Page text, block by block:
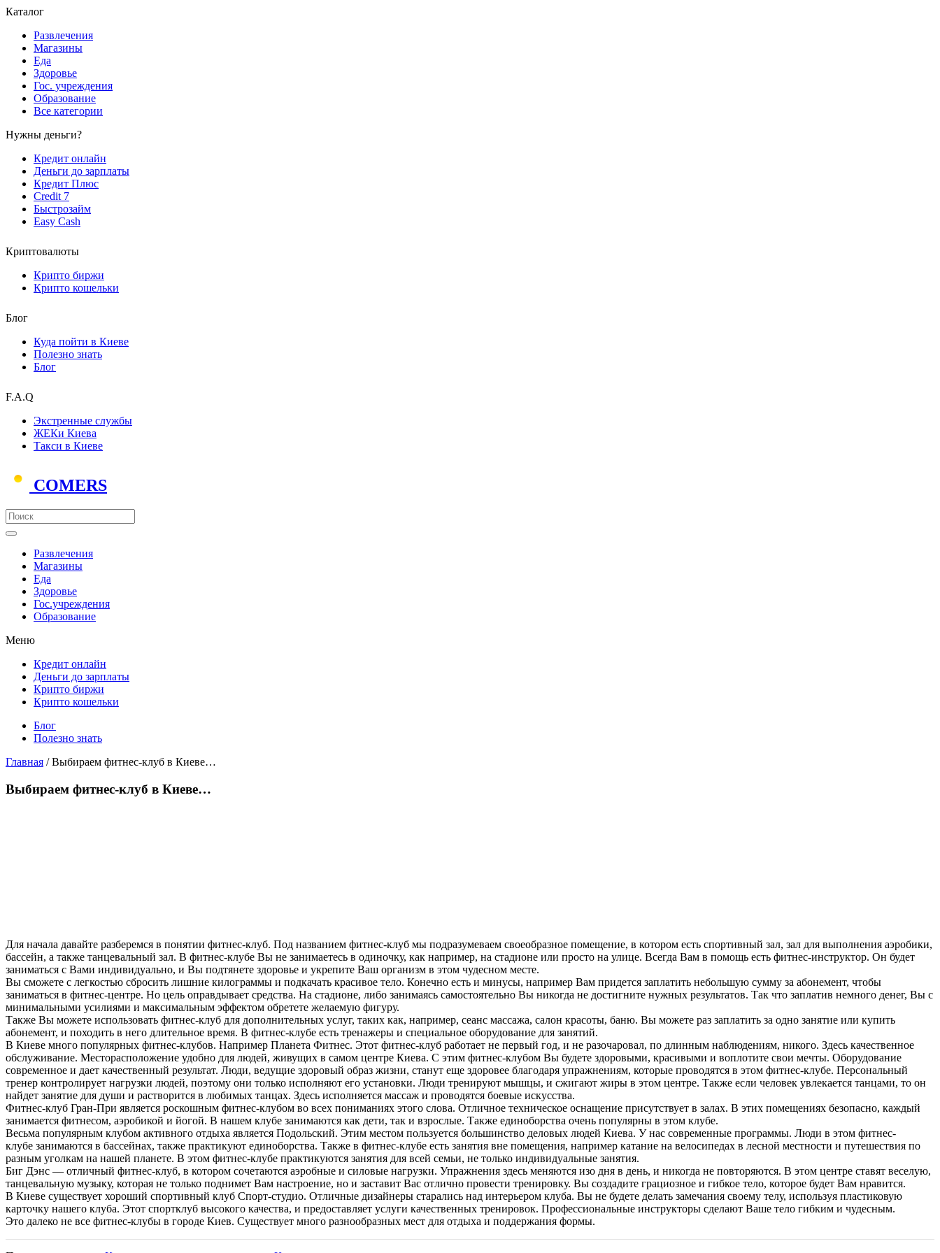
Каталог
Развлечения
Магазины
Еда
Здоровье
Гос. учреждения
Образование
Все категории
Нужны деньги?
Кредит онлайн
Деньги до зарплаты
Кредит Плюс
Credit 7
Быстрозайм
Easy Cash
Криптовалюты
Крипто биржи
Крипто кошельки
Блог
Куда пойти в Киеве
Полезно знать
Блог
F.A.Q
Экстренные службы
ЖЕКи Киева
Такси в Киеве
COMERS
Развлечения
Магазины
Еда
Здоровье
Гос.учреждения
Образование
Меню
Кредит онлайн
Деньги до зарплаты
Крипто биржи
Крипто кошельки
Блог
Полезно знать
Главная / Выбираем фитнес-клуб в Киеве…
Выбираем фитнес-клуб в Киеве…
Для начала давайте разберемся в понятии фитнес-клуб. Под названием фитнес-клуб мы подразумеваем своеобразное помещение, в котором есть спортивный зал, зал для выполнения аэробики,
бассейн, а также танцевальный зал. В фитнес-клубе Вы не занимаетесь в одиночку, как например, на стадионе или просто на улице. Всегда Вам в помощь есть фитнес-инструктор. Он будет
заниматься с Вами индивидуально, и Вы подтянете здоровье и укрепите Ваш организм в этом чудесном месте.
Вы сможете с легкостью сбросить лишние килограммы и подкачать красивое тело. Конечно есть и минусы, например Вам придется заплатить небольшую сумму за абонемент, чтобы
заниматься в фитнес-центре. Но цель оправдывает средства. На стадионе, либо занимаясь самостоятельно Вы никогда не достигните нужных результатов. Так что заплатив немного денег, Вы с
минимальными усилиями и максимальным эффектом обретете желаемую фигуру.
Также Вы можете использовать фитнес-клуб для дополнительных услуг, таких как, например, сеанс массажа, салон красоты, баню. Вы можете раз заплатить за одно занятие или купить
абонемент, и походить в него длительное время. В фитнес-клубе есть тренажеры и специальное оборудование для занятий.
В Киеве много популярных фитнес-клубов. Например Планета Фитнес. Этот фитнес-клуб работает не первый год, и не разочаровал, по длинным наблюдениям, никого. Здесь качественное
обслуживание. Месторасположение удобно для людей, живущих в самом центре Киева. С этим фитнес-клубом Вы будете здоровыми, красивыми и воплотите свои мечты. Оборудование
современное и дает качественный результат. Люди, ведущие здоровый образ жизни, станут еще здоровее благодаря упражнениям, которые проводятся в этом фитнес-клубе. Персональный
тренер контролирует нагрузки людей, поэтому они только исполняют его установки. Люди тренируют мышцы, и сжигают жиры в этом центре. Также если человек увлекается танцами, то он
найдет занятие для души и растворится в любимых танцах. Здесь исполняется массаж и проводятся боевые искусства.
Фитнес-клуб Гран-При является роскошным фитнес-клубом во всех пониманиях этого слова. Отличное техническое оснащение присутствует в залах. В этих помещениях безопасно, каждый
занимается фитнесом, аэробикой и йогой. В нашем клубе занимаются как дети, так и взрослые. Также единоборства очень популярны в этом клубе.
Весьма популярным клубом активного отдыха является Подольский. Этим местом пользуется большинство деловых людей Киева. У нас современные программы. Люди в этом фитнес-
клубе занимаются в бассейнах, также практикуют единоборства. Также в фитнес-клубе есть занятия вне помещения, например катание на велосипедах в лесной местности и путешествия по
разным уголкам на нашей планете. В этом фитнес-клубе практикуются занятия для всей семьи, не только индивидуальные занятия.
Биг Дэнс — отличный фитнес-клуб, в котором сочетаются аэробные и силовые нагрузки. Упражнения здесь меняются изо дня в день, и никогда не повторяются. В этом центре ставят веселую,
танцевальную музыку, которая не только поднимет Вам настроение, но и заставит Вас отлично провести тренировку. Вы создадите грациозное и гибкое тело, которое будет Вам нравится.
В Киеве существует хороший спортивный клуб Спорт-студио. Отличные дизайнеры старались над интерьером клуба. Вы не будете делать замечания своему телу, используя пластиковую
карточку нашего клуба. Этот спортклуб высокого качества, и предоставляет услуги качественных тренировок. Профессиональные инструкторы сделают Ваше тело гибким и чудесным.
Это далеко не все фитнес-клубы в городе Киев. Существует много разнообразных мест для отдыха и поддержания формы.